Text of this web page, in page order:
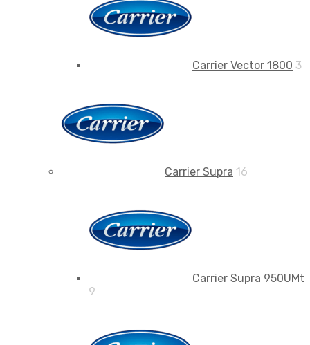
Carrier Vector 1800 3
Carrier Supra 16
Carrier Supra 950UMt
9